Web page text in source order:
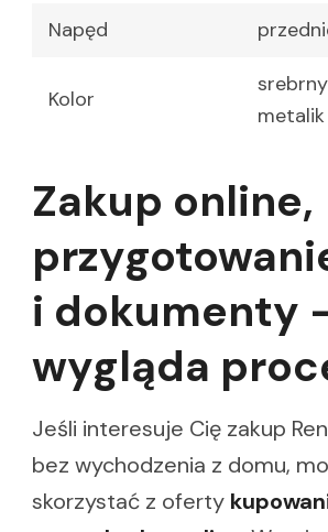
Napęd
Kolor
metalik
Zakup online,
i dokumenty
wygląda
Jeśli interesuje Cię zakup
bez wychodzenia z domu,
skorzystać z oferty